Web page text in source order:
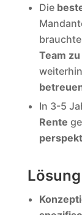
Die
Team
In 3-5
Rente
Lösung